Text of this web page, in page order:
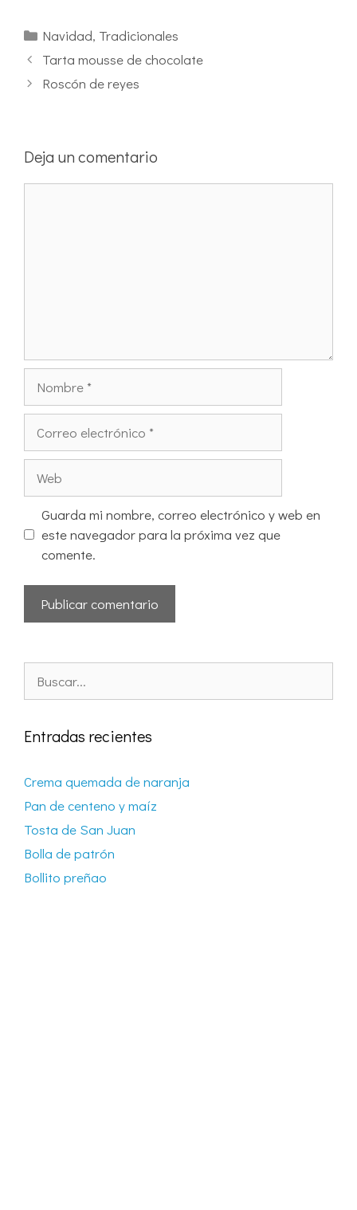
Navidad, Tradicionales
Tarta mousse de chocolate
Roscón de reyes
Deja un comentario
Guarda mi nombre, correo electrónico y web en
este navegador para la próxima vez que
comente.
Entradas recientes
Crema quemada de naranja
Pan de centeno y maíz
Tosta de San Juan
Bolla de patrón
Bollito preñao